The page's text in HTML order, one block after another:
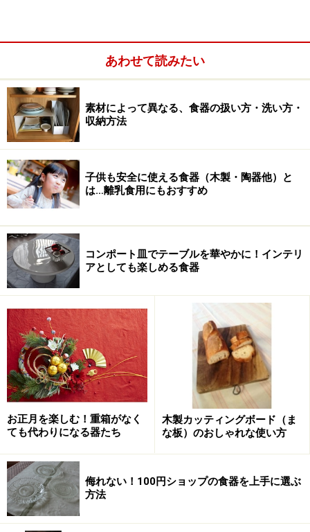
黒いモダンなタイプは青森県弘前のブランド BUNACO
頻繁にお客様を招くお家なら、それ用の器を持っていて
も良いのかもしれませんが、ごくたまに……の場合はわざ
わざそれ用に揃えるのはあまり現実的ではないですよ
ね。そこで、おすすめしたいアイテムが 脚付きプレー
ト 「コンポート皿」です。
テーブルセッティングする時には高低差を付けると上手
くまとまります。と言っても高さを出すには、グラスや
キャンドルスタンド位。そこでこのコンポート皿が役に
立つのです。カフェやホテルなどでケーキなどのデザー
トを並べていたりしますよね。
でも、ケーキスタンドとして使うだけではなく、お料理
を盛り付けたり、カトラリーやグラスに立てた紙ナフキ
ンを並べたり、１輪挿しにさしたお花を飾ったり、と食
べ物以外を置くのにも丁度良い高さで、何よりちょっと
特別感が出るのでいつもと違った雰囲気になります。
あわせて読みたい
素材によって異なる、食器の扱い方・洗い方・
収納方法
子供も安全に使える食器（木製・陶器他）と
は…離乳食用にもおすすめ
コンポート皿でテーブルを華やかに！インテリ
アとしても楽しめる食器
お正月を楽しむ！重箱がなく
ても代わりになる器たち
木製カッティングボード（ま
な板）のおしゃれな使い方
侮れない！100円ショップの食器を上手に選ぶ
方法